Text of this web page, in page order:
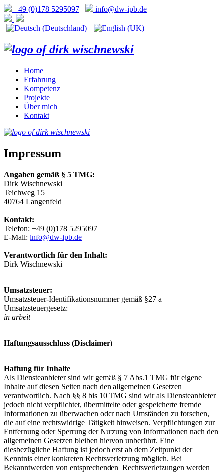
+49 (0)178 5295097 info@dw-ipb.de
Home
Erfahrung
Kompetenz
Projekte
Über mich
Kontakt
Impressum
Angaben gemäß § 5 TMG:
Dirk Wischnewski
Teichweg 15
40764 Langenfeld
Kontakt:
Telefon: +49 (0)178 5295097
E-Mail: info@dw-ipb.de
Verantwortlich für den Inhalt:
Dirk Wischnewski
Umsatzsteuer:
Umsatzsteuer-Identifikationsnummer gemäß §27 a
Umsatzsteuergesetz:
in arbeit
Haftungsausschluss (Disclaimer)
Haftung für Inhalte
Als Diensteanbieter sind wir gemäß § 7 Abs.1 TMG für eigene
Inhalte auf diesen Seiten nach den allgemeinen Gesetzen
verantwortlich. Nach §§ 8 bis 10 TMG sind wir als Diensteanbieter
jedoch nicht verpflichtet, übermittelte oder gespeicherte fremde
Informationen zu überwachen oder nach Umständen zu forschen,
die auf eine rechtswidrige Tätigkeit hinweisen. Verpflichtungen zur
Entfernung oder Sperrung der Nutzung von Informationen nach den
allgemeinen Gesetzen bleiben hiervon unberührt. Eine
diesbezügliche Haftung ist jedoch erst ab dem Zeitpunkt der
Kenntnis einer konkreten Rechtsverletzung möglich. Bei
Bekanntwerden von entsprechenden Rechtsverletzungen werden